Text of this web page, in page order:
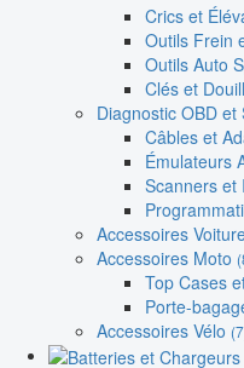
Crics et
Outils Frein
Outils Auto
Clés et
Diagnostic OBD et
Câbles et
Émulateurs
Scanners et
Accessoires
Accessoires Moto
Top Cases
Porte-
Accessoires Vélo